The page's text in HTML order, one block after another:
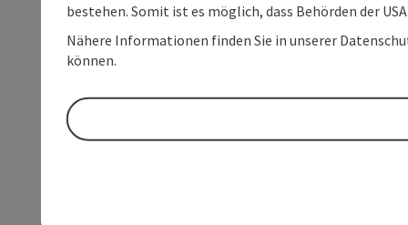
bestehen. Somit ist es möglich, dass Behörden der
Nähere Informationen finden Sie in unserer
können.